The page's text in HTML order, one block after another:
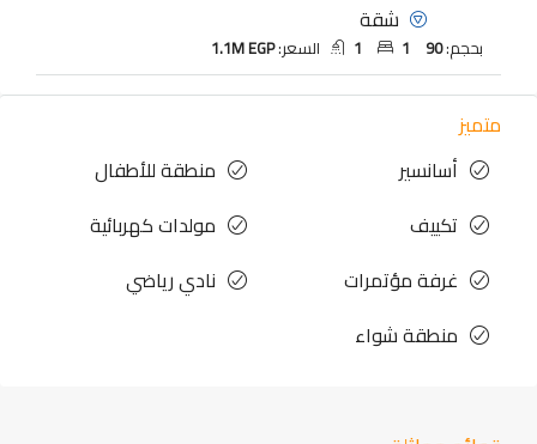
شقة
بحجم:90
1
1 السعر:1.1M EGP
متميز
أسانسير
تكييف
غرفة مؤتمرات
منطقة شواء
منطقة للأطفال
مولدات كهربائية
نادي رياضي